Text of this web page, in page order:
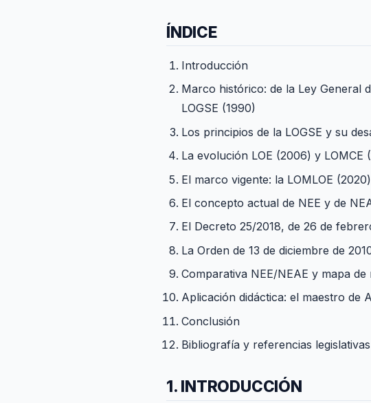
ÍNDICE
Introducción
Marco histórico: de la Ley General
LOGSE (1990)
Los principios de la LOGSE y su
La evolución LOE (2006) y
El marco vigente: la LOMLOE
El concepto actual de NEE y de
El Decreto 25/2018, de 26 de
La Orden de 13 de diciembre de
Comparativa NEE/NEAE y mapa
Aplicación didáctica: el maestro de
Conclusión
Bibliografía y referencias legislativas
1. INTRODUCCIÓN